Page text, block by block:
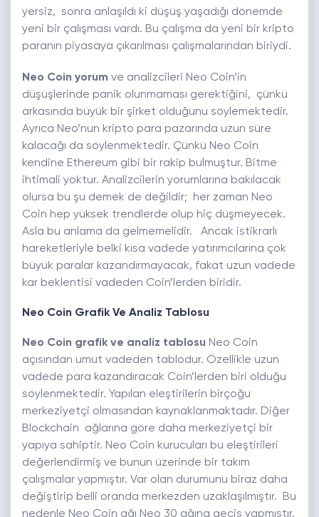
yersiz, sonra anlaşıldı ki düşüş yaşadığı dönemde
yeni bir çalışması vardı. Bu çalışma da yeni bir kripto
paranın piyasaya çıkarılması çalışmalarından biriydi.
Neo Coin yorum ve analizcileri Neo Coin’in
düşüşlerinde panik olunmaması gerektiğini, çünkü
arkasında büyük bir şirket olduğunu söylemektedir.
Ayrıca Neo’nun kripto para pazarında uzun süre
kalacağı da söylenmektedir. Çünkü Neo Coin
kendine Ethereum gibi bir rakip bulmuştur. Bitme
ihtimali yoktur. Analizcilerin yorumlarına bakılacak
olursa bu şu demek de değildir; her zaman Neo
Coin hep yüksek trendlerde olup hiç düşmeyecek.
Asla bu anlama da gelmemelidir. Ancak istikrarlı
hareketleriyle belki kısa vadede yatırımcılarına çok
büyük paralar kazandırmayacak, fakat uzun vadede
kar beklentisi vadeden Coin’lerden biridir.
Neo Coin Grafik Ve Analiz Tablosu
Neo Coin grafik ve analiz tablosu Neo Coin
açısından umut vadeden tablodur. Özellikle uzun
vadede para kazandıracak Coin’lerden biri olduğu
söylenmektedir. Yapılan eleştirilerin birçoğu
merkeziyetçi olmasından kaynaklanmaktadır. Diğer
Blockchain ağlarına göre daha merkeziyetçi bir
yapıya sahiptir. Neo Coin kurucuları bu eleştirileri
değerlendirmiş ve bunun üzerinde bir takım
çalışmalar yapmıştır. Var olan durumunu biraz daha
değiştirip belli oranda merkezden uzaklaşılmıştır. Bu
nedenle Neo Coin ağı Neo 30 ağına geçiş yapmıştır.